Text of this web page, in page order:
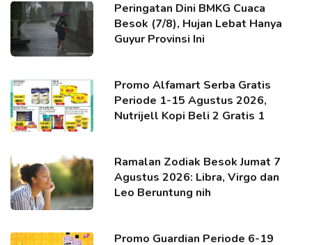
Peringatan Dini BMKG Cuaca
Besok (7/8), Hujan Lebat Hanya
Guyur Provinsi Ini
Promo Alfamart Serba Gratis
Periode 1-15 Agustus 2026,
Nutrijell Kopi Beli 2 Gratis 1
Ramalan Zodiak Besok Jumat 7
Agustus 2026: Libra, Virgo dan
Leo Beruntung nih
Promo Guardian Periode 6-19